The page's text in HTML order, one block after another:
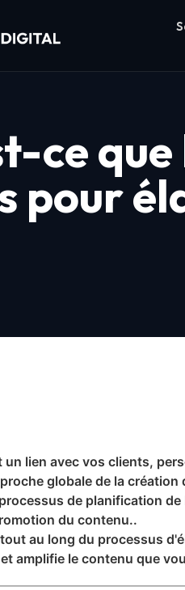
ce
pour
lien avec vos clients,
globale de la
de planification
du contenu..
au long du processus
amplifie le contenu que